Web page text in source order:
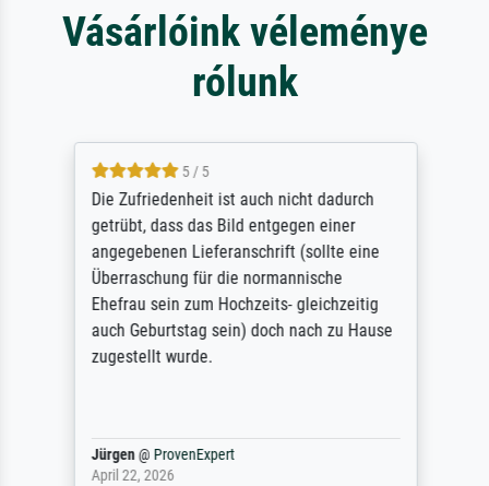
Vásárlóink véleménye
rólunk
5 / 5
Die Zufriedenheit ist auch nicht dadurch
getrübt, dass das Bild entgegen einer
angegebenen Lieferanschrift (sollte eine
Überraschung für die normannische
Ehefrau sein zum Hochzeits- gleichzeitig
auch Geburtstag sein) doch nach zu Hause
zugestellt wurde.
Jürgen@ ProvenExpert
April 22, 2026